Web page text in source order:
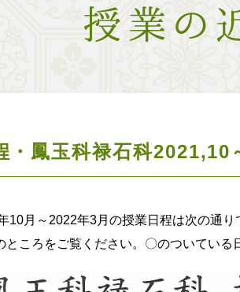
・鳳玉科禄石科2021,10
10月～2022年3月の授業日程は次の通り
ところをご覧ください。〇のついている